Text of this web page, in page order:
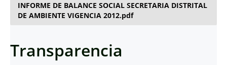
INFORME DE BALANCE SOCIAL SECRETARIA DISTRITAL
DE AMBIENTE VIGENCIA 2012.pdf
Transparencia